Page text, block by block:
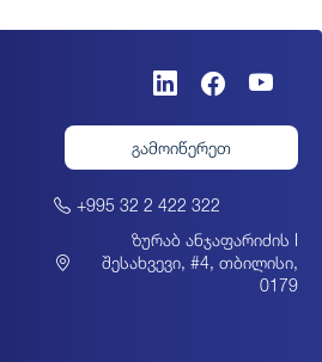
გამოიწერეთ
+995 32 2 422 322
ზურაბ ანჯაფარიძის I
შესახვევი, #4, თბილისი,
0179